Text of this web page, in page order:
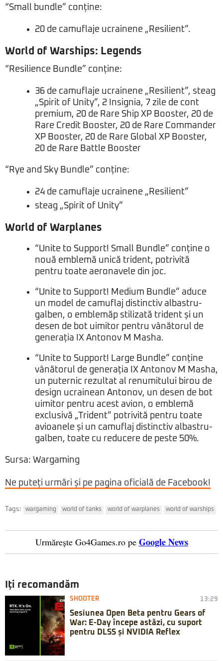
“Small bundle” conține:
20 de camuflaje ucrainene „Resilient”.
World of Warships: Legends
“Resilience Bundle” conține:
36 de camuflaje ucrainene „Resilient”, steag
„Spirit of Unity”, 2 Insignia, 7 zile de cont
premium, 20 de Rare Ship XP Booster, 20 de
Rare Credit Booster, 20 de Rare Commander
XP Booster, 20 de Rare Global XP Booster,
20 de Rare Battle Booster
“Rye and Sky Bundle” conține:
24 de camuflaje ucrainene „Resilient”
steag „Spirit of Unity”
World of Warplanes
“Unite to Support! Small Bundle” conține o
nouă emblemă unică trident, potrivită
pentru toate aeronavele din joc.
“Unite to Support! Medium Bundle” aduce
un model de camuflaj distinctiv albastru-
galben, o emblemăp stilizată trident și un
desen de bot uimitor pentru vânătorul de
generația IX Antonov M Masha.
“Unite to Support! Large Bundle” conține
vânătorul de generația IX Antonov M Masha,
un puternic rezultat al renumitului birou de
design ucrainean Antonov, un desen de bot
uimitor pentru acest avion, o emblemă
exclusivă „Trident” potrivită pentru toate
avioanele și un camuflaj distinctiv albastru-
galben, toate cu reducere de peste 50%.
Sursa: Wargaming
Ne puteți urmări și pe pagina oficială de Facebook!
Tags: wargaming world of tanks world of warplanes world of warships
Urmărește Go4Games.ro pe Google News
Iți recomandăm
SHOOTER 13:29
Sesiunea Open Beta pentru Gears of
War: E-Day începe astăzi, cu suport
pentru DLSS și NVIDIA Reflex